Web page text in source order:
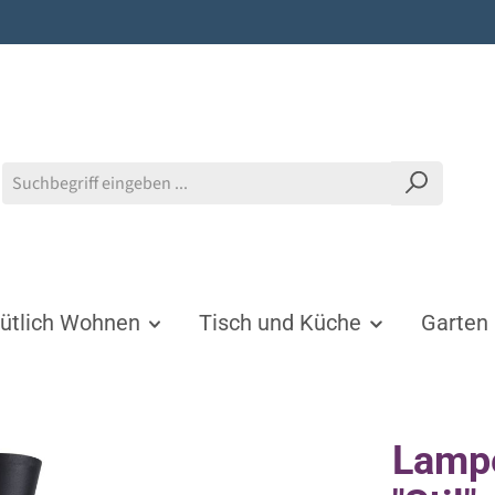
Wohnen Tisch und Küche Garten